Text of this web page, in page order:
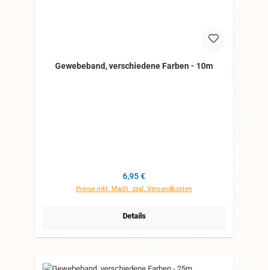
Gewebeband, verschiedene Farben - 10m
Regulärer Preis:
6,95 €
Preise inkl. MwSt. zzgl. Versandkosten
Details